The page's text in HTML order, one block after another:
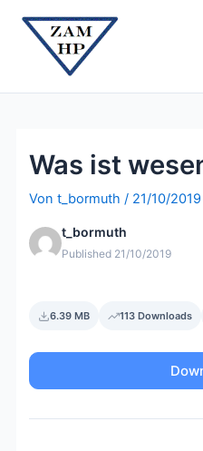
Inhalt
springen
Was ist
Vont_bormuth/ 21/10/2019
t_bormuth
Published 21/10/2019
6.39 MB 113 Downloads